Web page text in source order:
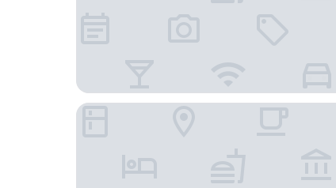
南大門艾納套房飯店